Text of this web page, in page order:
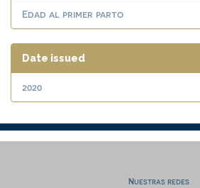
Edad al primer parto
Date issued
2020
Nuestras redes